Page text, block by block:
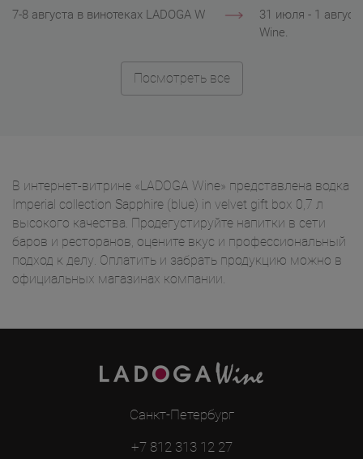
7-8 августа в винотеках LADOGA Wine.
31 июля - 1
Wine.
Посмотреть все
В интернет-витрине «LADOGA Wine» представлена водка
Imperial collection Sapphire (blue) in velvet gift box 0,7 л
высокого качества. Продегустируйте напитки в сети
баров и ресторанов, оцените вкус и профессиональный
подход к делу. Оплатить и забрать продукцию можно в
официальных магазинах компании.
Санкт-Петербург
+7 812 313 12 27